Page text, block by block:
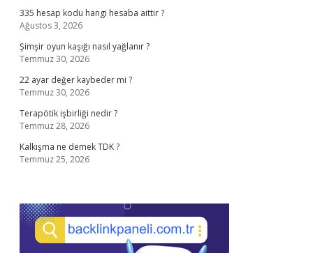
335 hesap kodu hangi hesaba aittir ?
Ağustos 3, 2026
Şimşir oyun kaşığı nasıl yağlanır ?
Temmuz 30, 2026
22 ayar değer kaybeder mi ?
Temmuz 30, 2026
Terapötik işbirliği nedir ?
Temmuz 28, 2026
Kalkışma ne demek TDK ?
Temmuz 25, 2026